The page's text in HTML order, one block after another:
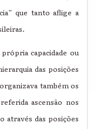
que tanto aflige a
capacidade ou
das posições
também os
ascensão nos
através das posições